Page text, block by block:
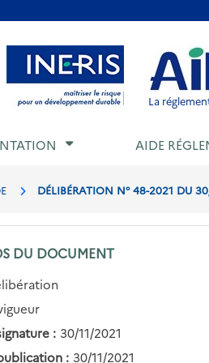
Aller au menu Aller au
La
AIDE
DÉLIBÉRATION N° 48-2021 DU
DU DOCUMENT
: 30/11/2021
: 30/11/2021